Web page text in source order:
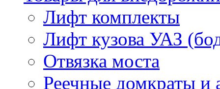
Лифт комплекты
Лифт кузова УАЗ
Отвязка моста
Реечные домкраты и